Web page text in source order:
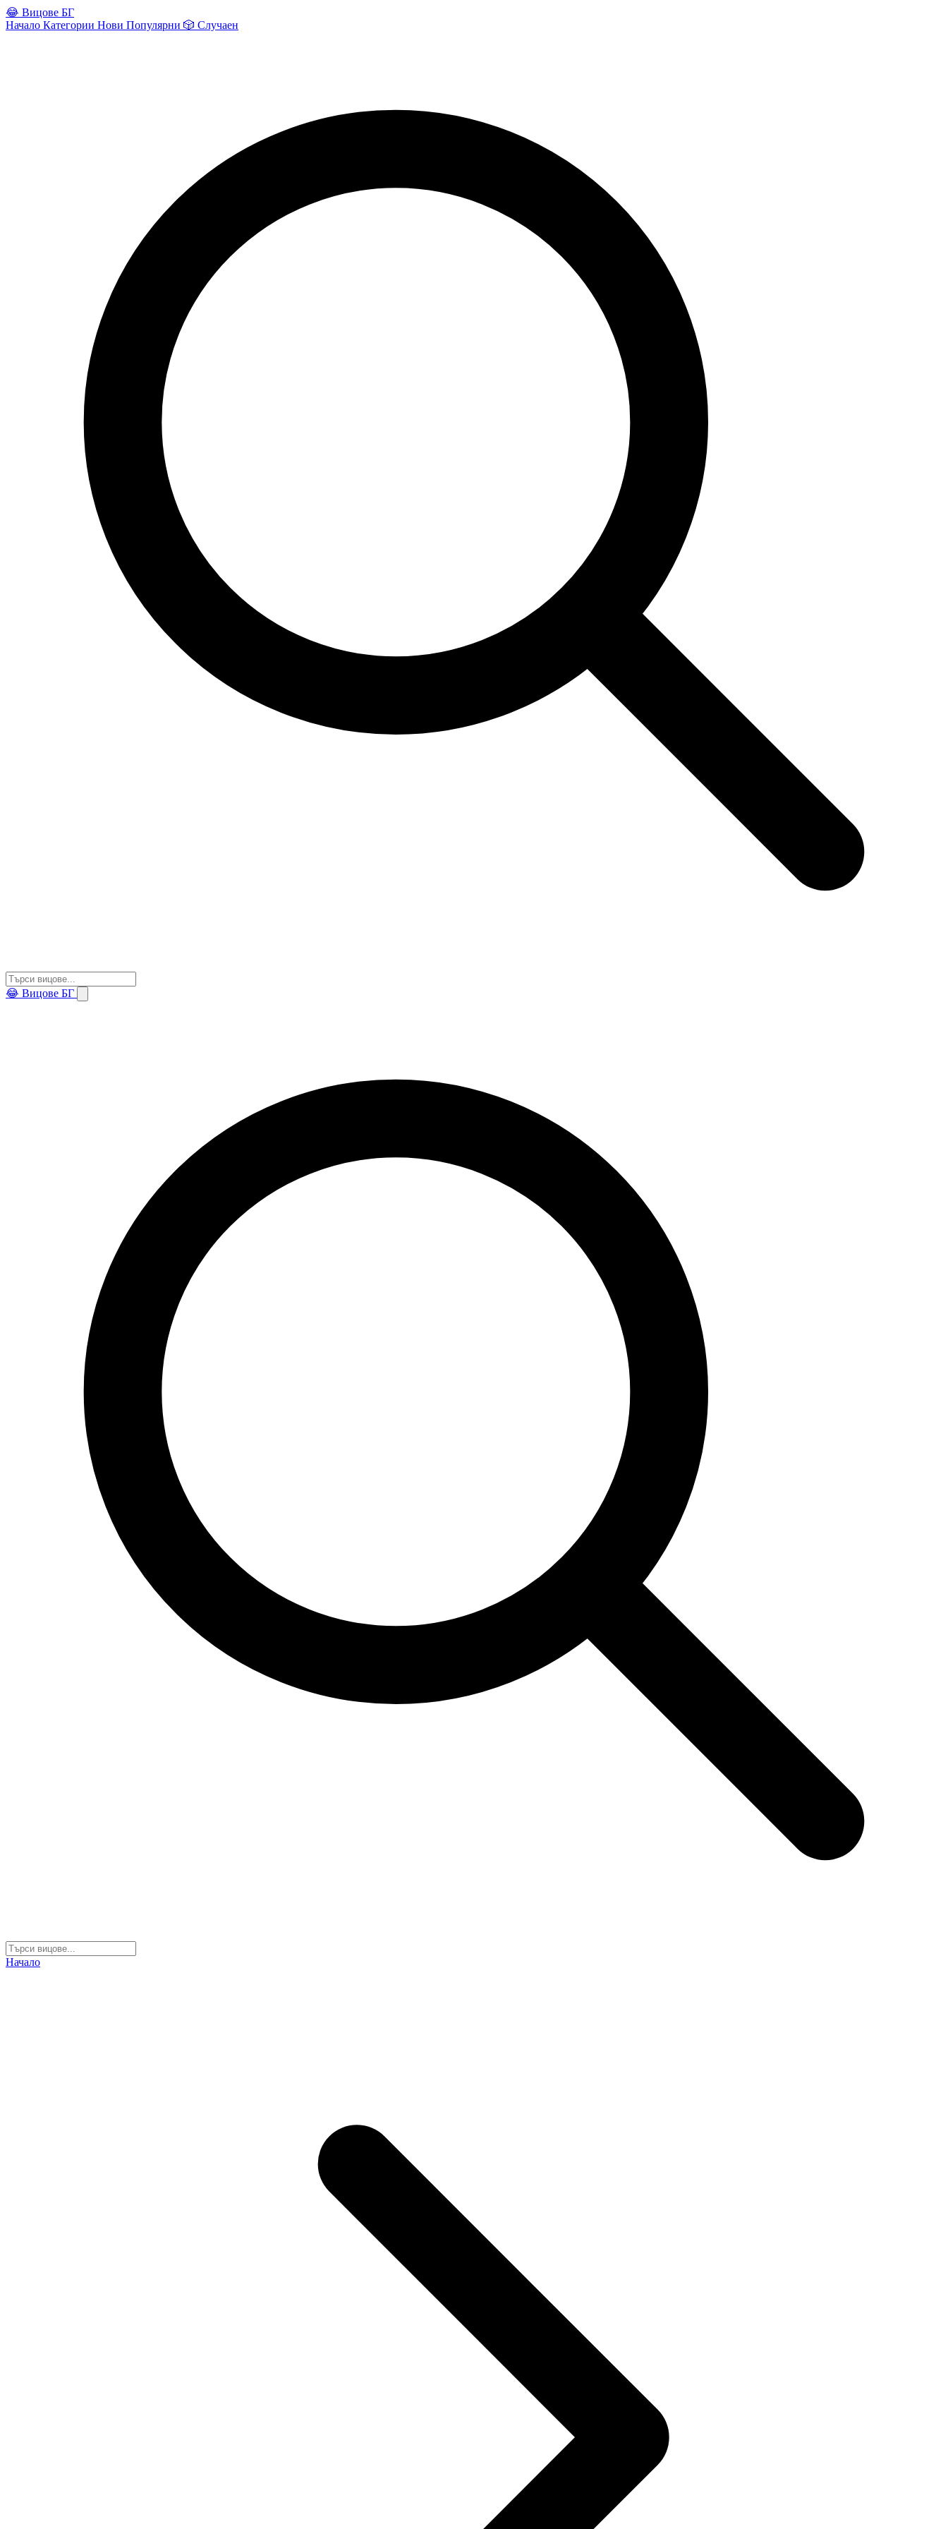
😂 Вицове БГ
Начало Категории Нови Популярни 🎲 Случаен
😂 Вицове БГ
Начало